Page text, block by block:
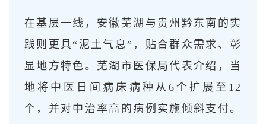
在基层一线，安徽芜湖与贵州黔东南的实
践则更具“泥土气息”，贴合群众需求、彰
显地方特色。芜湖市医保局代表介绍，当
地将中医日间病床病种从6个扩展至12
个，并对中治率高的病例实施倾斜支付。